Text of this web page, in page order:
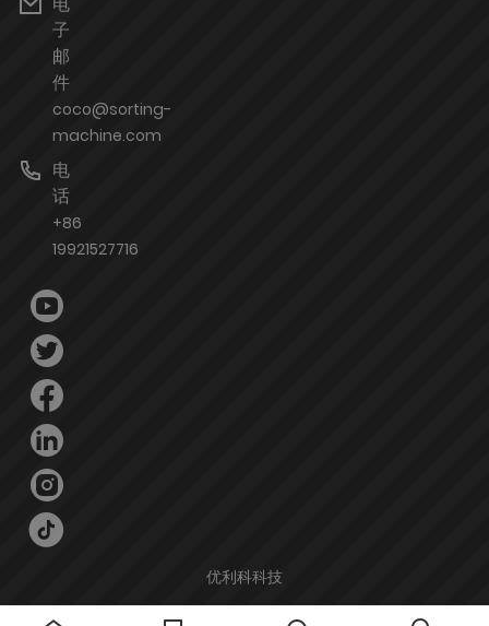
子
邮
件
coco@sorting-
machine.com
电
话
+86
19921527716
优利科科技